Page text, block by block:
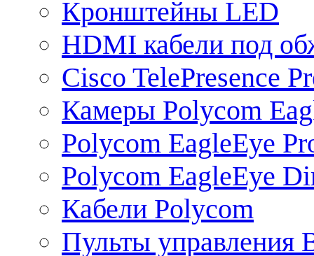
Кронштейны LED
HDMI кабели под
Cisco TelePresence
Камеры Polycom
Polycom EagleEye
Polycom EagleEye
Кабели Polycom
Пульты управления